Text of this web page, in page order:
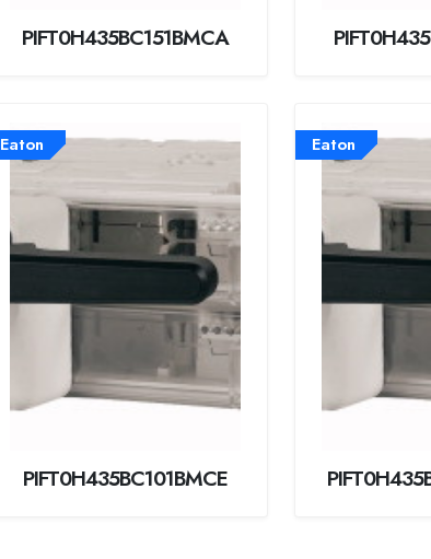
PIFT0H435BC151BMCA
Eaton
PIFT0H435BC101BMCE
Eaton